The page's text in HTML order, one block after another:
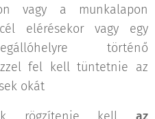
vagy a munkalapon
elérésekor vagy egy
történő
fel kell tüntetnie az
okát